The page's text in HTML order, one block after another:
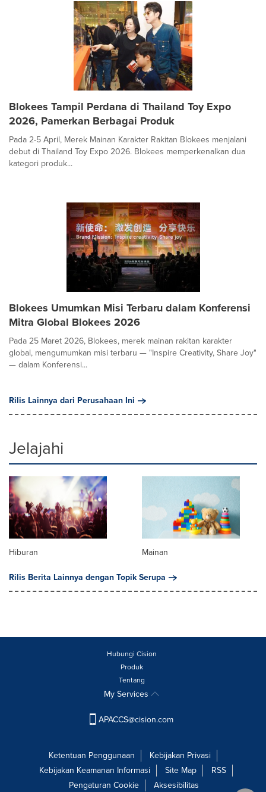
Blokees Tampil Perdana di Thailand Toy Expo
2026, Pamerkan Berbagai Produk
Pada 2-5 April, Merek Mainan Karakter Rakitan Blokees menjalani
debut di Thailand Toy Expo 2026. Blokees memperkenalkan dua
kategori produk...
Blokees Umumkan Misi Terbaru dalam Konferensi
Mitra Global Blokees 2026
Pada 25 Maret 2026, Blokees, merek mainan rakitan karakter
global, mengumumkan misi terbaru — "Inspire Creativity, Share Joy"
— dalam Konferensi...
Rilis Lainnya dari Perusahaan Ini
Jelajahi
Hiburan
Mainan
Rilis Berita Lainnya dengan Topik Serupa
Hubungi Cision
Produk
Tentang
My Services
APACCS@cision.com
Ketentuan Penggunaan
Kebijakan Privasi
Kebijakan Keamanan Informasi
Site Map
RSS
Pengaturan Cookie
Aksesibilitas